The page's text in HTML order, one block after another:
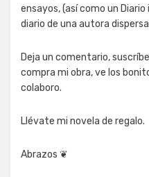
ensayos, (así como un
diario de una autora
Deja un comentario,
compra mi obra, ve los
colaboro.
Llévate mi novela de regalo.
Abrazos ❦